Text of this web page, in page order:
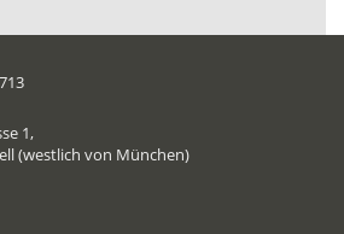
1,
(westlich von München)